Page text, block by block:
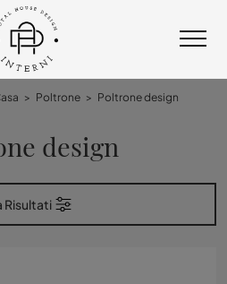
> Poltrone > Poltrone design
design
Risultati